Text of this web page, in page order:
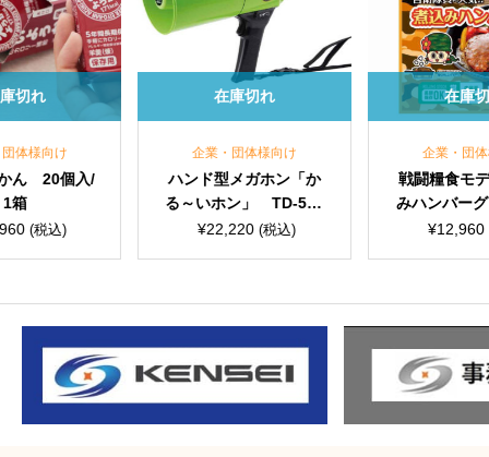
企業・団体様向け
ハンド型メガホン「か
る～いホン」 TD-504
¥22,220
在庫切れ
企業・団体様向け
戦闘糧食モデル 煮込
みハンバーグ（115g）
¥12,960